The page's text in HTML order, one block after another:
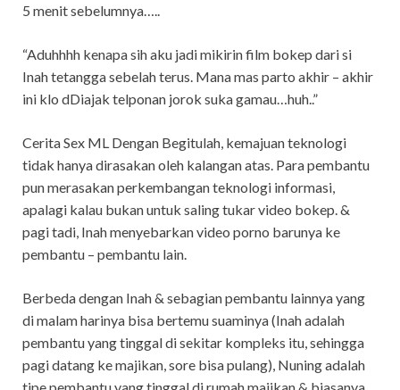
5 menit sebelumnya…..
“Aduhhhh kenapa sih aku jadi mikirin film bokep dari si
Inah tetangga sebelah terus. Mana mas parto akhir – akhir
ini klo dDiajak telponan jorok suka gamau…huh..”
Cerita Sex ML Dengan Begitulah, kemajuan teknologi
tidak hanya dirasakan oleh kalangan atas. Para pembantu
pun merasakan perkembangan teknologi informasi,
apalagi kalau bukan untuk saling tukar video bokep. &
pagi tadi, Inah menyebarkan video porno barunya ke
pembantu – pembantu lain.
Berbeda dengan Inah & sebagian pembantu lainnya yang
di malam harinya bisa bertemu suaminya (Inah adalah
pembantu yang tinggal di sekitar kompleks itu, sehingga
pagi datang ke majikan, sore bisa pulang), Nuning adalah
tipe pembantu yang tinggal di rumah majikan & biasanya